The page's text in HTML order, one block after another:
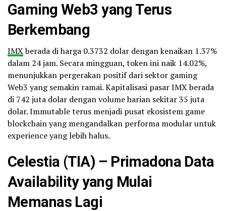
Gaming Web3 yang Terus
Berkembang
IMXberada di harga 0.3732 dolar dengan kenaikan 1.37%
dalam 24 jam. Secara mingguan, token ini naik 14.02%,
menunjukkan pergerakan positif dari sektor gaming
Web3 yang semakin ramai. Kapitalisasi pasar IMX berada
di 742 juta dolar dengan volume harian sekitar 35 juta
dolar. Immutable terus menjadi pusat ekosistem game
blockchain yang mengandalkan performa modular untuk
experience yang lebih halus.
Celestia (TIA) – Primadona Data
Availability yang Mulai
Memanas Lagi